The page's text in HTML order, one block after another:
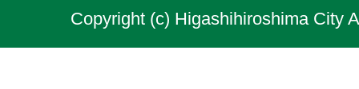
Copyright (c) Higashihiroshima City